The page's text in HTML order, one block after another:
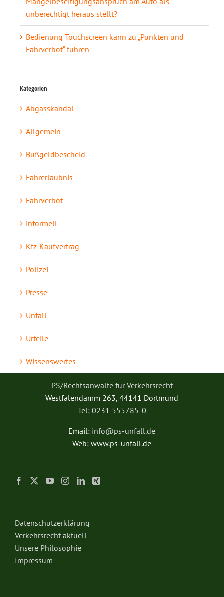
unberechtigt heraus stellt?
Bedienung Touchscreen kann zu „Punkten und
Fahrverbot“ führen
Kategorien
Abgasskandal
Allgemein
Bußgeldbescheid
Fahrerlaubnis
Fahrverbot
informell
Kfz-Kaufvertrag
Polizei
Presse
Unfall
Urteile
Wissenswertes
PS/Rechtsanwälte für Verkehrsrecht
Westfalendamm 263, 44141 Dortmund
Tel: 0231 555785-0
Email: info@ps-unfall.de
Web: www.ps-unfall.de
Datenschutzerklärung
Verkehrsrecht aktuell
Unsere Philosophie
Impressum